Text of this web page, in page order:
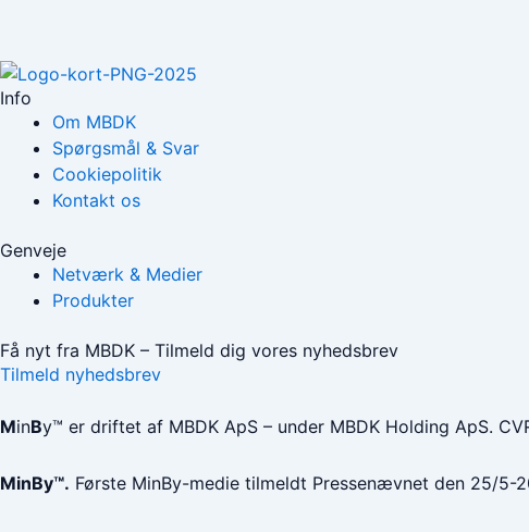
Info
Om MBDK
Spørgsmål & Svar
Cookiepolitik
Kontakt os
Genveje
Netværk & Medier
Produkter
Få nyt fra MBDK – Tilmeld dig vores nyhedsbrev
Tilmeld nyhedsbrev
MinBy™ er driftet af MBDK ApS – under MBDK Holding ApS.
MinBy™. Første MinBy-medie tilmeldt Pressenævnet den 25/5-